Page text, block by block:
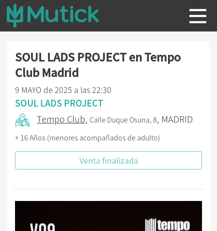
SOUL LADS PROJECT en Tempo
Club Madrid
9 MAYO de 2025 a las 22:30
SOUL LADS PROJECT
Tempo Club, Calle Duque Osuna, 8, MADRID
+ 16 Años (menores acompañados de adulto)
Venta finalizada